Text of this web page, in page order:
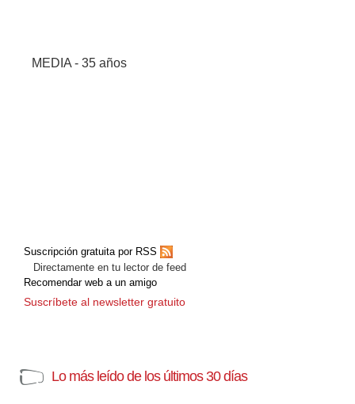
MEDIA - 35 años
Suscripción gratuita por RSS
Directamente en tu lector de feed
Recomendar web a un amigo
Suscríbete al newsletter gratuito
Lo más leído de los últimos 30 días